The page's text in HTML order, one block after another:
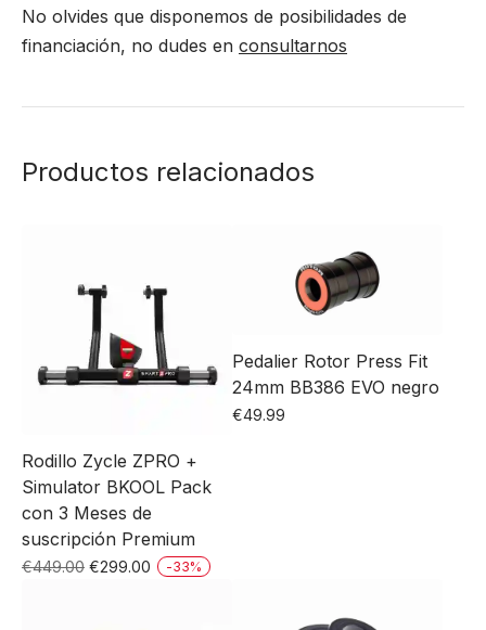
No olvides que disponemos de posibilidades de
financiación, no dudes en consultarnos
Productos relacionados
Rodillo Zycle ZPRO +
Simulator BKOOL Pack
con 3 Meses de
suscripción Premium
€449.00 El
€299.00 El -33%
Pedalier Rotor Press Fit
24mm BB386 EVO negro
€49.99